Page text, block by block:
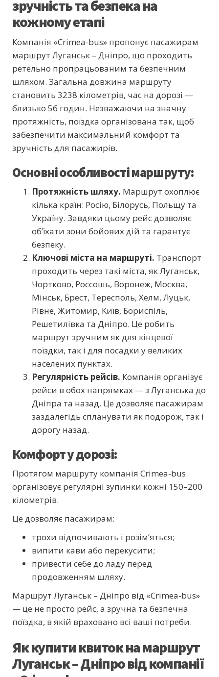
зручність та безпека на
кожному етапі
Компанія «Crimea-bus» пропонує пасажирам
маршрут Луганськ – Дніпро, що проходить
ретельно пропрацьованим та безпечним
шляхом. Загальна довжина маршруту
становить 3238 кілометрів, час на дорозі —
близько 56 годин. Незважаючи на значну
протяжність, поїздка організована так, щоб
забезпечити максимальний комфорт та
зручність для пасажирів.
Основні особливості маршруту:
Протяжність шляху. Маршрут охоплює
кілька країн: Росію, Білорусь, Польщу та
Україну. Завдяки цьому рейс дозволяє
об’їхати зони бойових дій та гарантує
безпеку.
Ключові міста на маршруті. Транспорт
проходить через такі міста, як Луганськ,
Чортково, Россошь, Воронеж, Москва,
Мінськ, Брест, Тересполь, Хелм, Луцьк,
Рівне, Житомир, Київ, Бориспіль,
Решетилівка та Дніпро. Це робить
маршрут зручним як для кінцевої
поїздки, так і для посадки у великих
населених пунктах.
Регулярність рейсів. Компанія організує
рейси в обох напрямках — з Луганська до
Дніпра та назад. Це дозволяє пасажирам
заздалегідь спланувати як подорож, так і
дорогу назад.
Комфорт у дорозі:
Протягом маршруту компанія Crimea-bus
організовує регулярні зупинки кожні 150–200
кілометрів.
Це дозволяє пасажирам:
трохи відпочивають і розім’яться;
випити кави або перекусити;
привести себе до ладу перед
продовженням шляху.
Маршрут Луганськ – Дніпро від «Crimea-bus»
— це не просто рейс, а зручна та безпечна
поїздка, в якій враховано всі ваші потреби.
Як купити квиток на маршрут
Луганськ – Дніпро від компанії